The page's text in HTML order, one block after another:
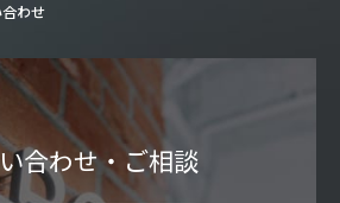
わせ
合わせ・ご相談